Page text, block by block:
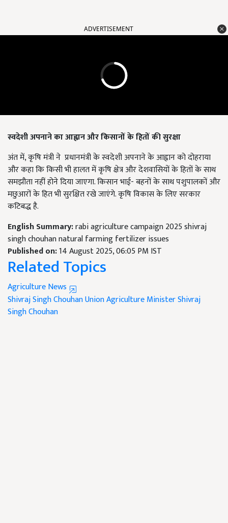
ADVERTISEMENT
स्वदेशी अपनाने का आह्वान और किसानों के हितों की सुरक्षा
अंत में, कृषि मंत्री ने प्रधानमंत्री के स्वदेशी अपनाने के आह्वान को दोहराया
और कहा कि किसी भी हालत में कृषि क्षेत्र और देशवासियों के हितों के साथ
समझौता नहीं होने दिया जाएगा. किसान भाई- बहनों के साथ पशुपालकों और
मछुआरों के हित भी सुरक्षित रखे जाएंगे. कृषि विकास के लिए सरकार
कटिबद्ध है.
English Summary:rabi agriculture campaign 2025 shivraj
singh chouhan natural farming fertilizer issues
Published on:14 August 2025, 06:05 PM IST
Related Topics
Agriculture News
Shivraj Singh ChouhanUnion Agriculture Minister Shivraj
Singh Chouhan